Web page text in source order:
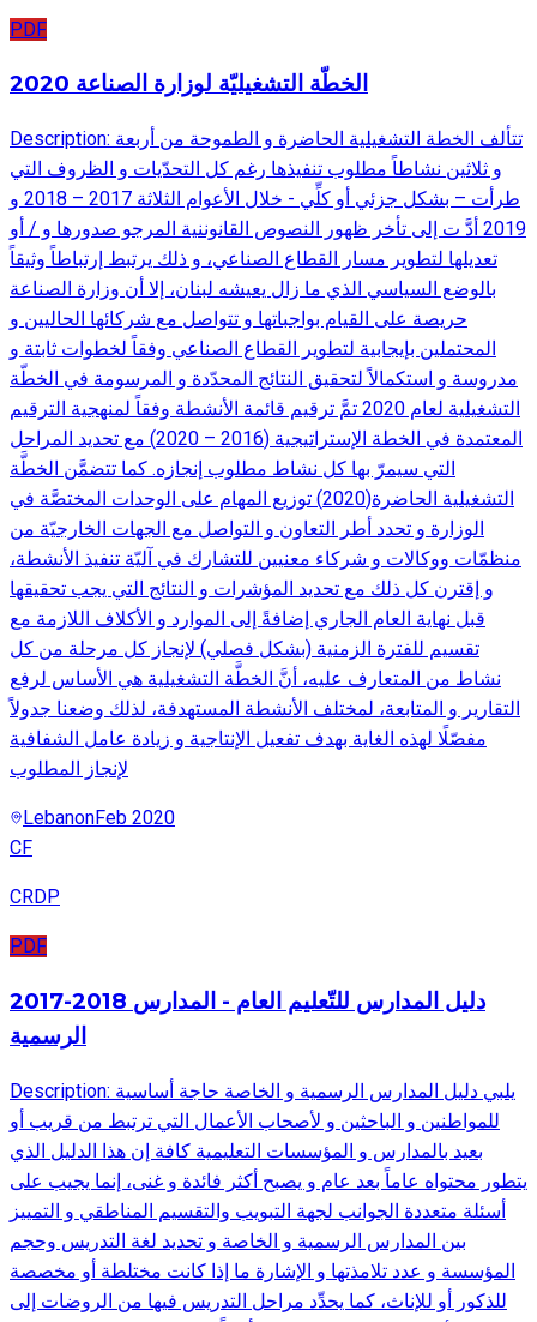
PDF
الخطّة التشغيليّة لوزارة الصناعة 2020
Description: تتألف الخطة التشغيلية الحاضرة و الطموحة من أربعة
و ثلاثين نشاطاً مطلوب تنفيذها رغم كل التحدّيات و الظروف التي
طرأت – بشكل جزئي أو كلِّي - خلال الأعوام الثلاثة 2017 – 2018 و
2019 أدَّ ت إلى تأخر ظهور النصوص القانوننية المرجو صدورها و / أو
تعديلها لتطوير مسار القطاع الصناعي، و ذلك يرتبط إرتباطاً وثيقاً
بالوضع السياسي الذي ما زال يعيشه لبنان، إلا أن وزارة الصناعة
حريصة على القيام بواجباتها و تتواصل مع شركائها الحاليين و
المحتملين بإيجابية لتطوير القطاع الصناعي وفقاً لخطوات ثابتة و
مدروسة و استكمالاً لتحقيق النتائج المحدّدة و المرسومة في الخطّة
التشغيلية لعام 2020 تمَّ ترقيم قائمة الأنشطة وفقاً لمنهجية الترقيم
المعتمدة في الخطة الإستراتيجية (2016 – 2020) مع تحديد المراحل
التي سيمرّ بها كل نشاط مطلوب إنجازه. كما تتضمَّن الخطَّة
التشغيلية الحاضرة(2020) توزيع المهام على الوحدات المختصَّة في
الوزارة و تحدد أطر التعاون و التواصل مع الجهات الخارجيّة من
منظمّات ووكالات و شركاء معنيين للتشارك في آليّة تنفيذ الأنشطة،
و إقترن كل ذلك مع تحديد المؤشرات و النتائج التي يجب تحقيقها
قبل نهاية العام الجاري إضافةً إلى الموارد و الأكلاف اللازمة مع
تقسيم للفترة الزمنية (بشكل فصلي) لإنجاز كل مرحلة من كل
نشاط من المتعارف عليه، أنَّ الخطَّة التشغيلية هي الأساس لرفع
التقارير و المتابعة، لمختلف الأنشطة المستهدفة، لذلك وضعنا جدولاً
مفصّلًا لهذه الغاية بهدف تفعيل الإنتاجية و زيادة عامل الشفافية
لإنجاز المطلوب
LebanonFeb 2020
CF
CRDP
PDF
2017-2018 دليل المدارس للتّعليم العام - المدارس
الرسمية
Description: يلبي دليل المدارس الرسمية و الخاصة حاجة أساسية
للمواطنين و الباحثين و لأصحاب الأعمال التي ترتبط من قريب أو
بعيد بالمدارس و المؤسسات التعليمية كافة إن هذا الدليل الذي
يتطور محتواه عاماً بعد عام و يصبح أكثر فائدة و غنى، إنما يجيب على
أسئلة متعددة الجوانب لجهة التبويب والتقسيم المناطقي و التمييز
بين المدارس الرسمية و الخاصة و تحديد لغة التدريس وحجم
المؤسسة و عدد تلامذتها و الإشارة ما إذا كانت مختلطة أو مخصصة
للذكور أو للإناث، كما يحدِّد مراحل التدريس فيها من الروضات إلى